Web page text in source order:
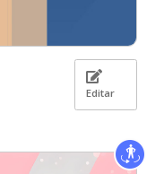
Editar